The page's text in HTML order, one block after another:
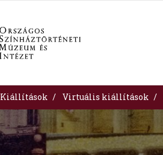
Kiállítások Virtuális kiállítások